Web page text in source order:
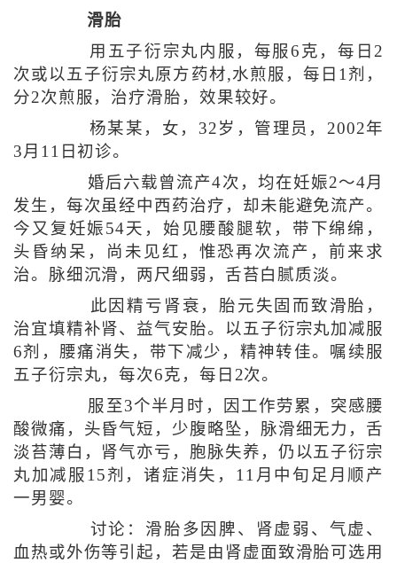
滑胎
用五子衍宗丸内服，每服6克，每日2
次或以五子衍宗丸原方药材,水煎服，每日1剂，
分2次煎服，治疗滑胎，效果较好。
杨某某，女，32岁，管理员，2002年
3月11日初诊。
婚后六载曾流产4次，均在妊娠2～4月
发生，每次虽经中西药治疗，却未能避免流产。
今又复妊娠54天，始见腰酸腿软，带下绵绵，
头昏纳呆，尚未见红，惟恐再次流产，前来求
治。脉细沉滑，两尺细弱，舌苔白腻质淡。
此因精亏肾衰，胎元失固而致滑胎，
治宜填精补肾、益气安胎。以五子衍宗丸加减服
6剂，腰痛消失，带下减少，精神转佳。嘱续服
五子衍宗丸，每次6克，每日2次。
服至3个半月时，因工作劳累，突感腰
酸微痛，头昏气短，少腹略坠，脉滑细无力，舌
淡苔薄白，肾气亦亏，胞脉失养，仍以五子衍宗
丸加减服15剂，诸症消失，11月中旬足月顺产
一男婴。
讨论：滑胎多因脾、肾虚弱、气虚、
血热或外伤等引起，若是由肾虚面致滑胎可选用